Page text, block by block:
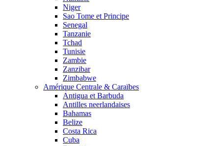
Niger
Sao Tome et Principe
Senegal
Tanzanie
Tchad
Tunisie
Zambie
Zanzibar
Zimbabwe
Amérique Centrale & Caraïbes
Antigua et Barbuda
Antilles neerlandaises
Bahamas
Belize
Costa Rica
Cuba